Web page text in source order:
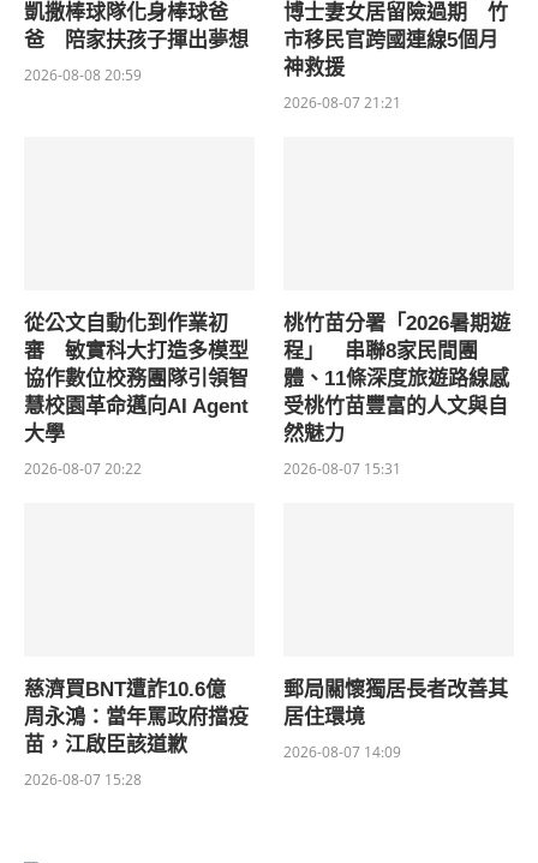
凱撒棒球隊化身棒球爸
爸 陪家扶孩子揮出夢想
2026-08-08 20:59
博士妻女居留險過期 竹
市移民官跨國連線5個月
神救援
2026-08-07 21:21
從公文自動化到作業初
審 敏實科大打造多模型
協作數位校務團隊引領智
慧校園革命邁向AI Agent
大學
2026-08-07 20:22
桃竹苗分署「2026暑期遊
程」 串聯8家民間團
體、11條深度旅遊路線感
受桃竹苗豐富的人文與自
然魅力
2026-08-07 15:31
慈濟買BNT遭詐10.6億
周永鴻：當年罵政府擋疫
苗，江啟臣該道歉
2026-08-07 15:28
郵局關懷獨居長者改善其
居住環境
2026-08-07 14:09